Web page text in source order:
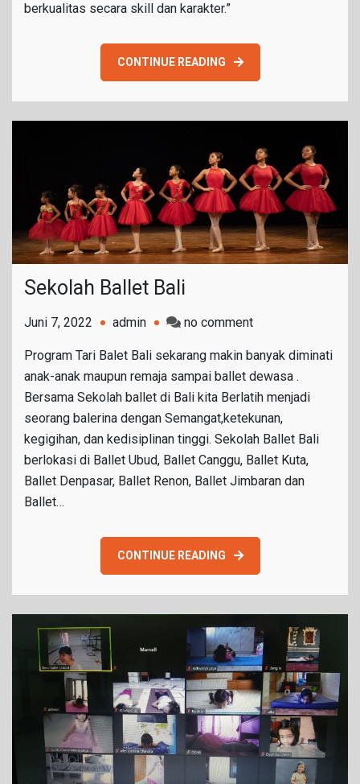
berkualitas secara skill dan karakter.”
CONTINUE READING
Sekolah Ballet Bali
Juni 7, 2022 admin no commenton
Ballet
Bali
Program Tari Balet Bali sekarang makin banyak diminati
anak-anak maupun remaja sampai ballet dewasa .
Bersama Sekolah ballet di Bali kita Berlatih menjadi
seorang balerina dengan Semangat,ketekunan,
kegigihan, dan kedisiplinan tinggi. Sekolah Ballet Bali
berlokasi di Ballet Ubud, Ballet Canggu, Ballet Kuta,
Ballet Denpasar, Ballet Renon, Ballet Jimbaran dan
Ballet…
CONTINUE READING